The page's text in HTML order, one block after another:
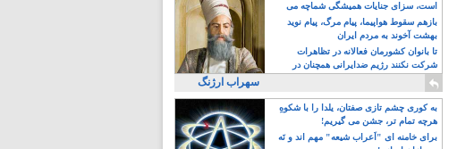
است، سزای جنایات همیشگی شماچه می
تواند باشد؟!
بازهم سقوط هواپیما، پیام مرگ، پیام نوید
بهشت آخوند به مردم ایران
تا بانوان کشورمان فعالانه در تظاهرات
شرکت نکنند رژیم ضدایرانی همچنان در
قدرت باقی خواهدماند
سهراب ارژنگ
به کوری چشم تازی صفتان، یلدا را با شکوهِ
هرچه تمام تر، جشن می گیریم!
برای خامنه ای "اَعراب شیعه" مهم اند و نَه